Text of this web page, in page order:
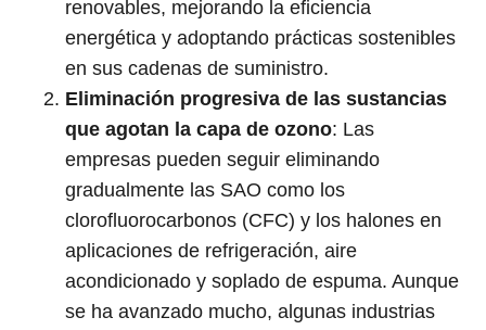
renovables, mejorando la eficiencia
energética y adoptando prácticas sostenibles
en sus cadenas de suministro.
Eliminación progresiva de las sustancias
que agotan la capa de ozono: Las
empresas pueden seguir eliminando
gradualmente las SAO como los
clorofluorocarbonos (CFC) y los halones en
aplicaciones de refrigeración, aire
acondicionado y soplado de espuma. Aunque
se ha avanzado mucho, algunas industrias